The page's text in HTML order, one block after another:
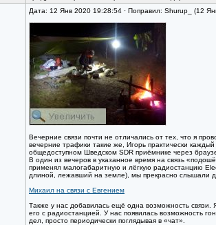
Дата: 12 Янв 2020 19:28:54 · Поправил: Shurup_ (12
Вечерние связи почти не отличались от тех, что я
вечерние трафики такие же, Игорь практически
общедоступном Шведском SDR приёмнике через
В один из вечеров в указанное время на связь
применял малогабаритную и лёгкую радиостанцию
длиной, лежавший на земле), мы прекрасно слышали
Михаил на связи с Евгением
Также у нас добавилась ещё одна возможность
его с радиостанцией. У нас появилась возможность
дел, просто периодически поглядывая в «чат».